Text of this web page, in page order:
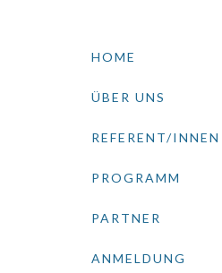
HOME
ÜBER UNS
REFERENT/INNEN
PROGRAMM
PARTNER
ANMELDUNG